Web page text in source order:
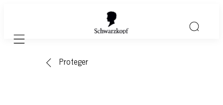
Mobile navigation
Proteger